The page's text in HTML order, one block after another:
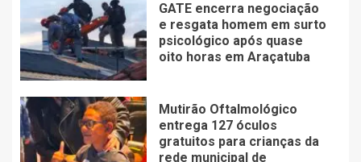
GATE encerra negociação
e resgata homem em surto
psicológico após quase
oito horas em Araçatuba
Mutirão Oftalmológico
entrega 127 óculos
gratuitos para crianças da
rede municipal de